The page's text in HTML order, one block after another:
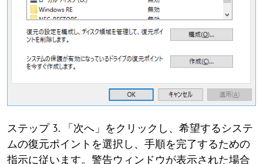
ステップ 3. 「次へ」をクリックし、希望するシステ
ムの復元ポイントを選択し、手順を完了するための
指示に従います。警告ウィンドウが表示された場合